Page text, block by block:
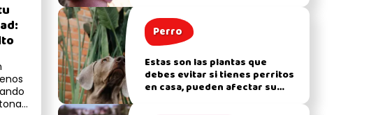
Perro
Estas son las plantas que
debes evitar si tienes perritos
en casa, pueden afectar su